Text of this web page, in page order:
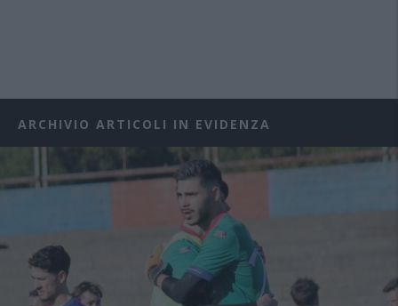
ARCHIVIO ARTICOLI IN EVIDENZA